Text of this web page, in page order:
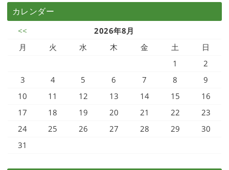
カレンダー
<<
2026年8月
月
火 水 木 金 土
日
1
2
3
4 5 6 7 8
9
10
11 12 13 14 15
16
17
18 19 20 21 22
23
24
25 26 27 28 29
30
31